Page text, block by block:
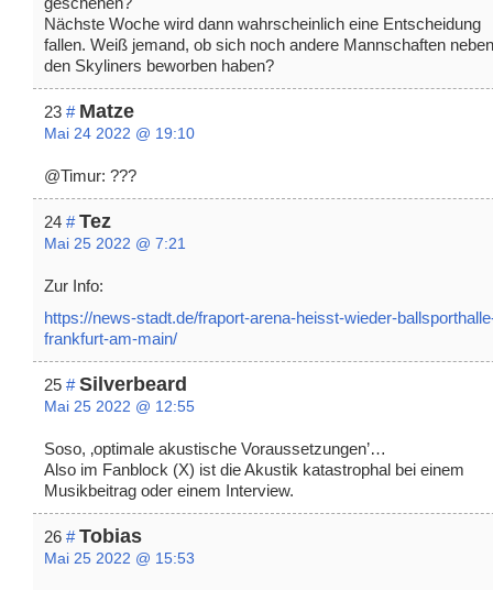
Nächste Woche wird dann wahrscheinlich eine Entscheidung
fallen. Weiß jemand, ob sich noch andere Mannschaften neben
den Skyliners beworben haben?
23 # Matze
Mai 24 2022 @ 19:10
@Timur: ???
24 # Tez
Mai 25 2022 @ 7:21
Zur Info:
https://news-stadt.de/fraport-arena-heisst-wieder-
frankfurt-am-main/
25 # Silverbeard
Mai 25 2022 @ 12:55
Soso, ‚optimale akustische Voraussetzungen’…
Also im Fanblock (X) ist die Akustik katastrophal bei einem
Musikbeitrag oder einem Interview.
26 # Tobias
Mai 25 2022 @ 15:53